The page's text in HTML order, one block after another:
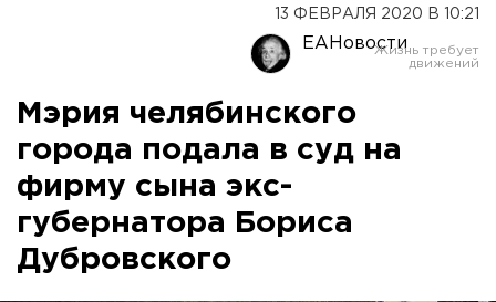
Оренбург
13 ФЕВРАЛЯ 2020 В 10:21
ЕАНовости
Мэрия челябинского
города подала в суд на
фирму сына экс-
губернатора Бориса
Дубровского